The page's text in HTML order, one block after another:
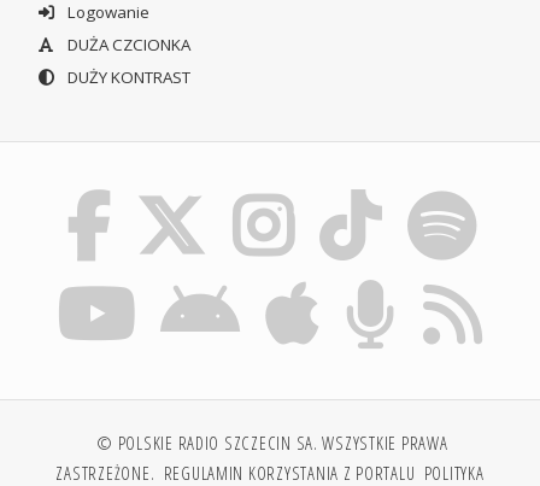
Logowanie
DUŻA CZCIONKA
DUŻY KONTRAST
© POLSKIE RADIO SZCZECIN SA. WSZYSTKIE PRAWA
ZASTRZEŻONE. REGULAMIN KORZYSTANIA Z PORTALU POLITYKA